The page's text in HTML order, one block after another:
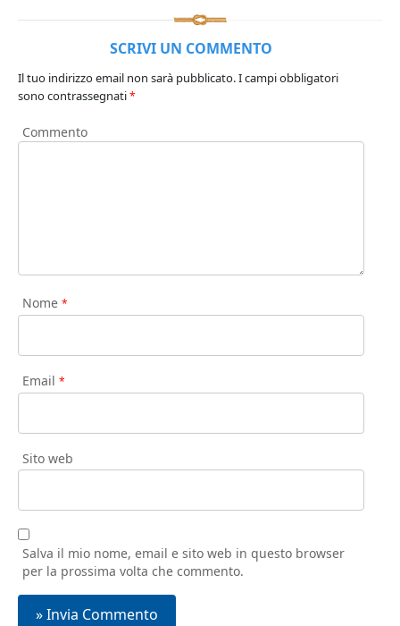
SCRIVI UN COMMENTO
Il tuo indirizzo email non sarà pubblicato.I campi obbligatori
sono contrassegnati*
Commento
Nome *
Email *
Sito web
Salva il mio nome, email e sito web in questo browser
per la prossima volta che commento.